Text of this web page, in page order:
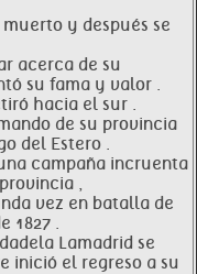
y después se
acerca de su
su fama y valor .
hacia el sur .
de su provincia
del Estero .
campaña incruenta
,
vez en batalla de
1827 .
Lamadrid se
inició el regreso a su